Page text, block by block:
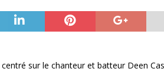
sur le chanteur et batteur Deen